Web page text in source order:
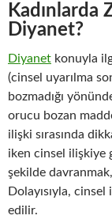
Kadınlarda
Diyanet?
Diyanet konuyla
(cinsel uyarılma
bozmadığı
orucu bozan
ilişki sırasında
iken cinsel ilişkiye
şekilde
Dolayısıyla,
edilir.